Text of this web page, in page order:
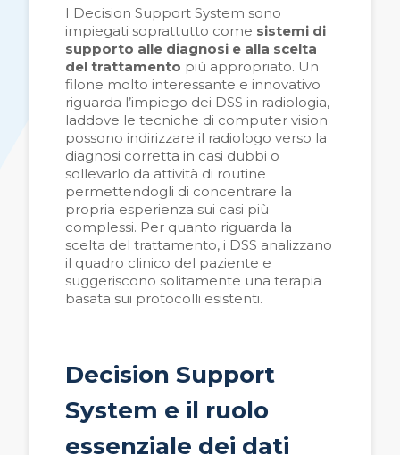
I Decision Support System sono
impiegati soprattutto come sistemi di
supporto alle diagnosi e alla scelta
del trattamento più appropriato. Un
filone molto interessante e innovativo
riguarda l’impiego dei DSS in radiologia,
laddove le tecniche di computer vision
possono indirizzare il radiologo verso la
diagnosi corretta in casi dubbi o
sollevarlo da attività di routine
permettendogli di concentrare la
propria esperienza sui casi più
complessi. Per quanto riguarda la
scelta del trattamento, i DSS analizzano
il quadro clinico del paziente e
suggeriscono solitamente una terapia
basata sui protocolli esistenti.
Decision Support
System e il ruolo
essenziale dei dati